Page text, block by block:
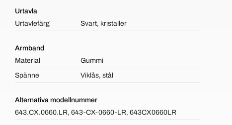
Urtavla
Urtavlefärg
Svart, kristaller
Armband
Material
Gummi
Spänne
Viklås, stål
Alternativa modellnummer
643.CX.0660.LR, 643-CX-0660-LR, 643CX0660LR